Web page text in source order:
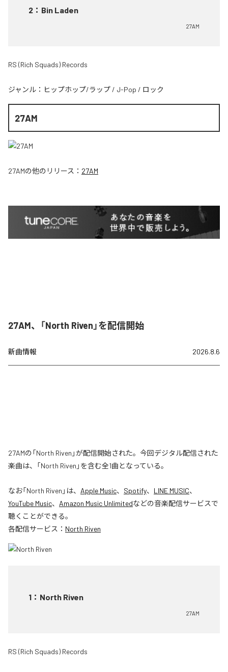
2 ： Bin Laden
27AM
RS (Rich Squads) Records
ジャンル： ヒップホップ/ラップ / J-Pop / ロック
27AM
27AMの他のリリース： 27AM
27AM、「North Riven」を配信開始
新曲情報 2026.8.6
27AMの「North Riven」が配信開始された。今回デジタル配信された
楽曲は、「North Riven」を含む全1曲となっている。
なお「North Riven 」は、 Apple Music、 Spotify、 LINE MUSIC、
YouTube Music、 Amazon Music Unlimitedなどの音楽配信サービスで
聴くことができる。
各配信サービス： North Riven
1 ： North Riven
27AM
RS (Rich Squads) Records